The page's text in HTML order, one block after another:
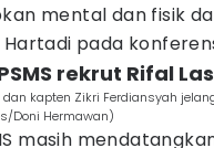
mental dan fisik
pada
rekrut Rifal
dan kapten Zikri Ferdiansyah
Doni Hermawan)
masih